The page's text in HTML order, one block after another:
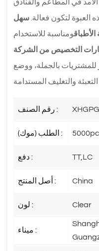
في المطاعم والفنادق
العبوة لتكون فعالة. سهل
ومناسبة للاستخدام
التخصيص من الشركة
للمشتريات بالجملة، ووضع
رقم الصنف :
الطلب (موك) :
دفع : TT,LC
أصل المنتج : China
لون : Clear
ميناء :